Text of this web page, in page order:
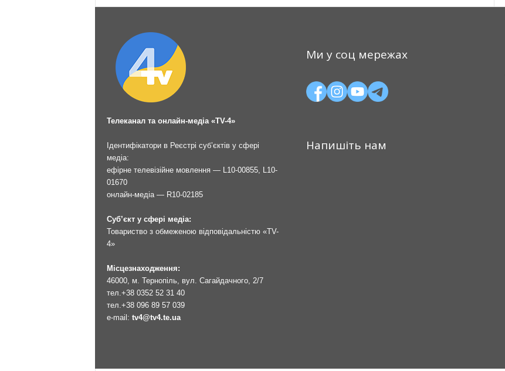
Телеканал та онлайн-медіа «TV-4»
Ідентифікатори в Реєстрі суб’єктів у сфері
медіа:
ефірне телевізійне мовлення — L10-00855, L10-
01670
онлайн-медіа — R10-02185
Суб’єкт у сфері медіа:
Товариство з обмеженою відповідальністю «TV-
4»
Місцезнаходження:
46000, м. Тернопіль, вул. Сагайдачного, 2/7
тел. +38 0352 52 31 40
тел. +38 096 89 57 039
e-mail: tv4@tv4.te.ua
Ми у соц мережах
Напишіть нам